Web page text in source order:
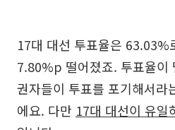
17대 대선 투표율은 63.03%
7.80%p 떨어졌죠. 투표율이
권자들이 투표를 포기해서라
에요. 다만 17대 대선이 유일